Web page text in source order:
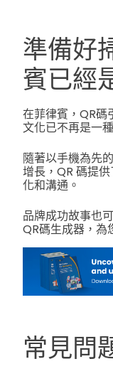
準備好
賓已經
在菲律賓，QR碼
文化已不再是一
隨著以手機為先
增長，QR 碼提
化和溝通。
品牌成功故事也
QR碼生成器，為
常見問